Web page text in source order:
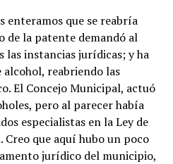
enteramos que se reabría
de la patente demandó al
las instancias jurídicas; y ha
reabriendo las
El Concejo Municipal, actuó
pero al parecer había
especialistas en la Ley de
que aquí hubo un poco
jurídico del municipio,